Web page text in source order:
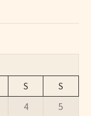
S
S
4
5